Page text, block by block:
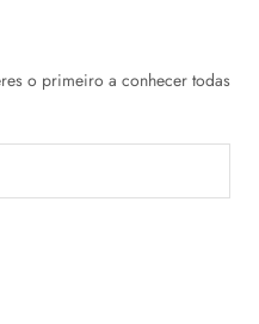
o primeiro a conhecer todas